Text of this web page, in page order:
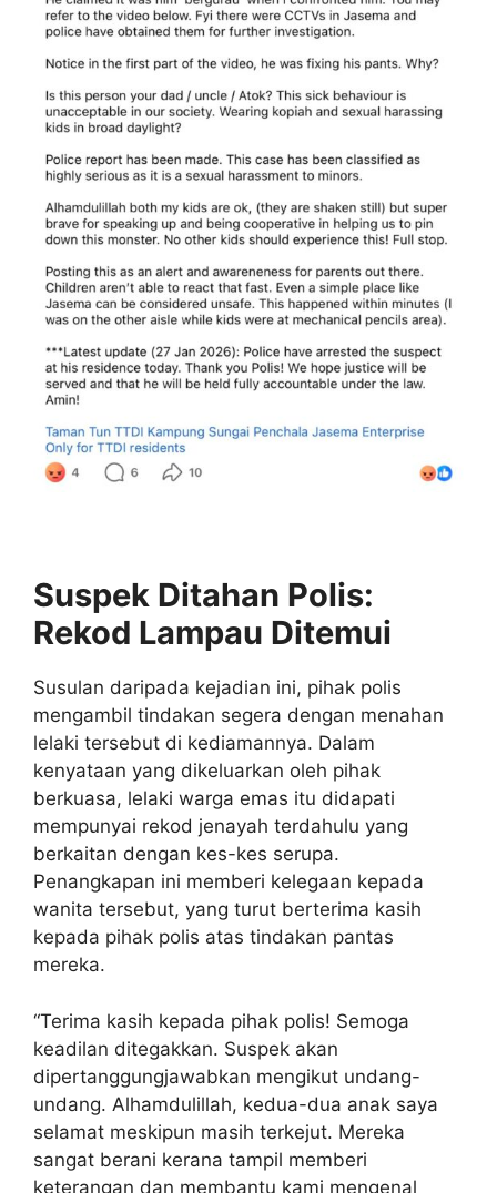
Suspek Ditahan Polis:
Rekod Lampau Ditemui
Susulan daripada kejadian ini, pihak polis
mengambil tindakan segera dengan menahan
lelaki tersebut di kediamannya. Dalam
kenyataan yang dikeluarkan oleh pihak
berkuasa, lelaki warga emas itu didapati
mempunyai rekod jenayah terdahulu yang
berkaitan dengan kes-kes serupa.
Penangkapan ini memberi kelegaan kepada
wanita tersebut, yang turut berterima kasih
kepada pihak polis atas tindakan pantas
mereka.
“Terima kasih kepada pihak polis! Semoga
keadilan ditegakkan. Suspek akan
dipertanggungjawabkan mengikut undang-
undang. Alhamdulillah, kedua-dua anak saya
selamat meskipun masih terkejut. Mereka
sangat berani kerana tampil memberi
keterangan dan membantu kami mengenal